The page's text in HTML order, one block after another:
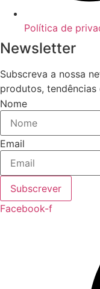
Política de
Newsletter
Subscreva a nossa
produtos, tendências
Nome
Email
Subscrever
Facebook-f